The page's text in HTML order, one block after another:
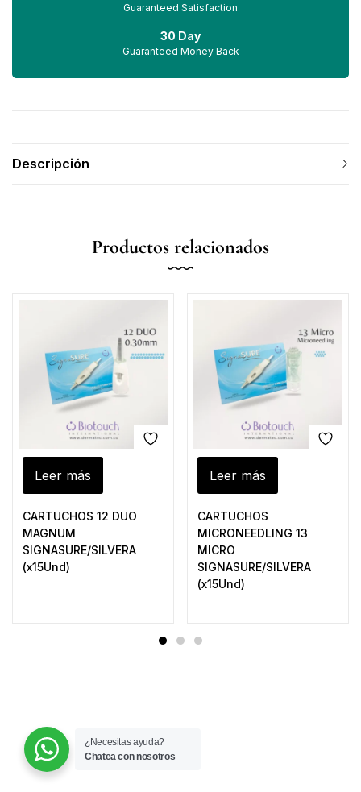
Guaranteed Satisfaction
30 Day
Guaranteed Money Back
Descripción
Productos relacionados
Leer más
CARTUCHOS 12 DUO
MAGNUM
SIGNASURE/SILVERA
(x15Und)
Leer más
CARTUCHOS
MICRONEEDLING 13
MICRO
SIGNASURE/SILVERA
(x15Und)
¿Necesitas ayuda?
Chatea con nosotros